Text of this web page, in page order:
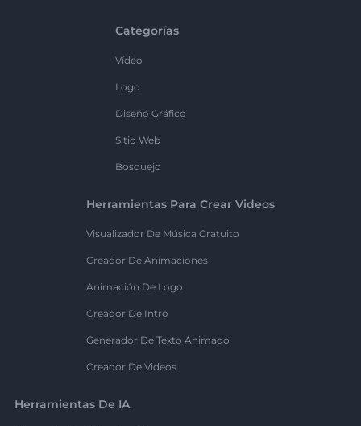
Categorías
Vídeo
Logo
Diseño Gráfico
Sitio Web
Bosquejo
Herramientas Para Crear Videos
Visualizador De Música Gratuito
Creador De Animaciones
Animación De Logo
Creador De Intro
Generador De Texto Animado
Creador De Videos
Herramientas De IA